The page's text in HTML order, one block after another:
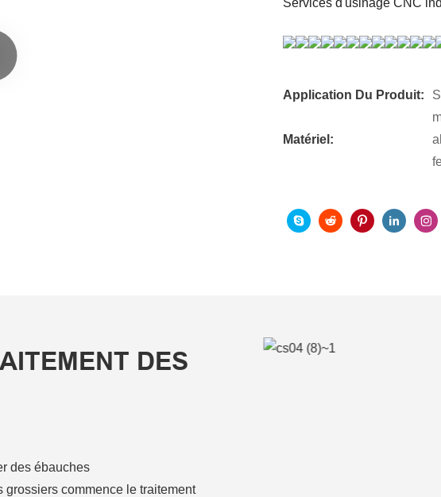
Application Du Produit:
Matériel:
DES
des ébauches
grossiers commence le traitement